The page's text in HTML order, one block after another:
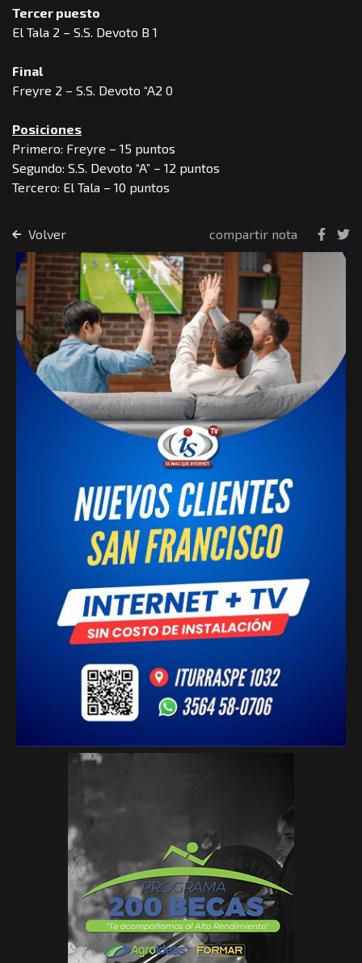
Tercer puesto
El Tala 2 – S.S. Devoto B 1
Final
Freyre 2 – S.S. Devoto “A2 0
Posiciones
Primero: Freyre – 15 puntos
Segundo: S.S. Devoto “A” – 12 puntos
Tercero: El Tala – 10 puntos
Volver compartir nota